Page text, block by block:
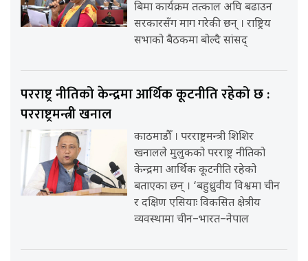
बिमा कार्यक्रम तत्काल अघि बढाउन
सरकारसँग माग गरेकी छन् । राष्ट्रिय
सभाको बैठकमा बोल्दै सांसद्
परराष्ट्र नीतिको केन्द्रमा आर्थिक कूटनीति रहेको छ :
परराष्ट्रमन्त्री खनाल
काठमाडौँ । परराष्ट्रमन्त्री शिशिर
खनालले मुलुकको परराष्ट्र नीतिको
केन्द्रमा आर्थिक कूटनीति रहेको
बताएका छन् । ‘बहुध्रुवीय विश्वमा चीन
र दक्षिण एसियाः विकसित क्षेत्रीय
व्यवस्थामा चीन–भारत–नेपाल